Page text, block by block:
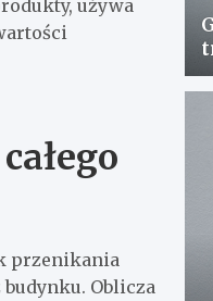
używa
przenikania
Oblicza